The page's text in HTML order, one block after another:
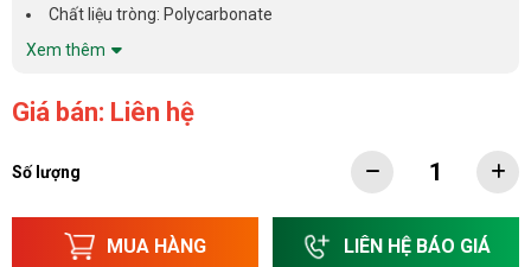
Chất liệu tròng: Polycarbonate
Xem thêm
Giá bán: Liên hệ
Số lượng
MUA HÀNG LIÊN HỆ BÁO GIÁ